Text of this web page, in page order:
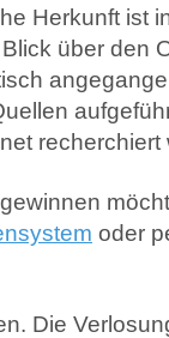
Herkunft ist
über den
recherchiert
oder
Die